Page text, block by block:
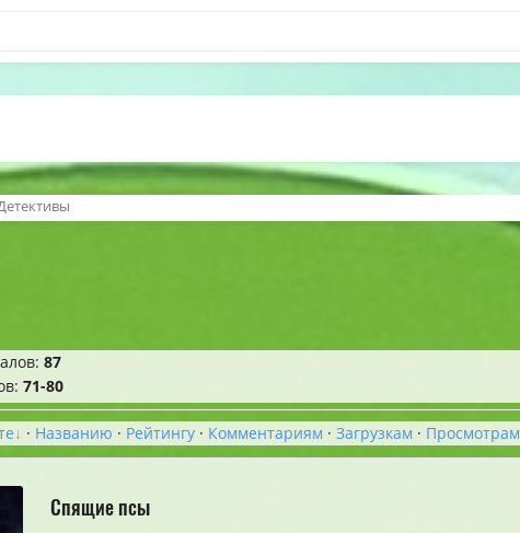
: 87
: 71-80
· Названию · Рейтингу · Комментариям · Загрузкам · Просмотрам
Спящие псы